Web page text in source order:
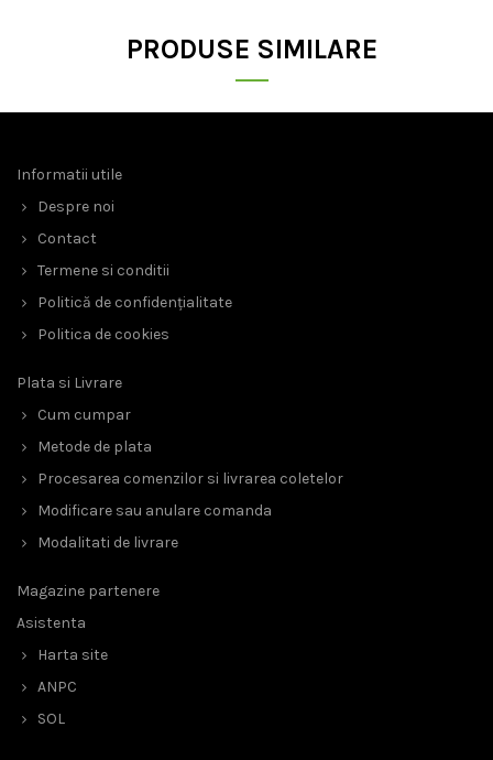
PRODUSE SIMILARE
Informatii utile
Despre noi
Contact
Termene si conditii
Politică de confidențialitate
Politica de cookies
Plata si Livrare
Cum cumpar
Metode de plata
Procesarea comenzilor si livrarea coletelor
Modificare sau anulare comanda
Modalitati de livrare
Magazine partenere
Asistenta
Harta site
ANPC
SOL